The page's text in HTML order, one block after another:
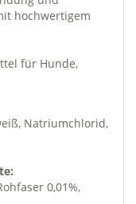
hochwertigem
für Hunde,
Natriumchlorid,
0,01%,